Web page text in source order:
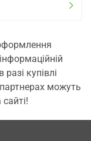
купівлі
можуть